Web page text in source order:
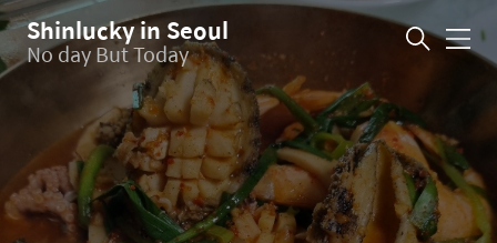
Shinlucky in Seoul
No day But Today 메